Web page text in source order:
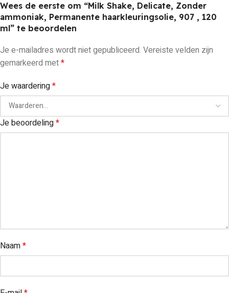
Wees de eerste om “Milk Shake, Delicate, Zonder
ammoniak, Permanente haarkleuringsolie, 907 , 120
ml” te beoordelen
Je e-mailadres wordt niet gepubliceerd. Vereiste velden zijn
gemarkeerd met*
Je waardering*
Je beoordeling*
Naam*